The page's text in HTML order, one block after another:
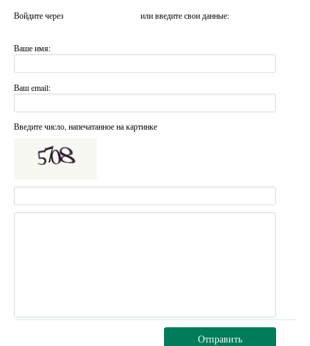
Войдите через или введите свои данные:
Ваше имя:
Ваш email:
Введите число, напечатанное на картинке
Отправить